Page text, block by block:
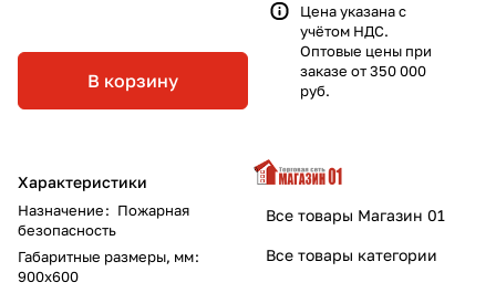
В корзину
Характеристики
Назначение: Пожарная
безопасность
Габаритные размеры, мм:
900х600
Цена указана с
учётом НДС.
Оптовые цены при
заказе от 350 000
руб.
Все товары Магазин 01
Все товары категории